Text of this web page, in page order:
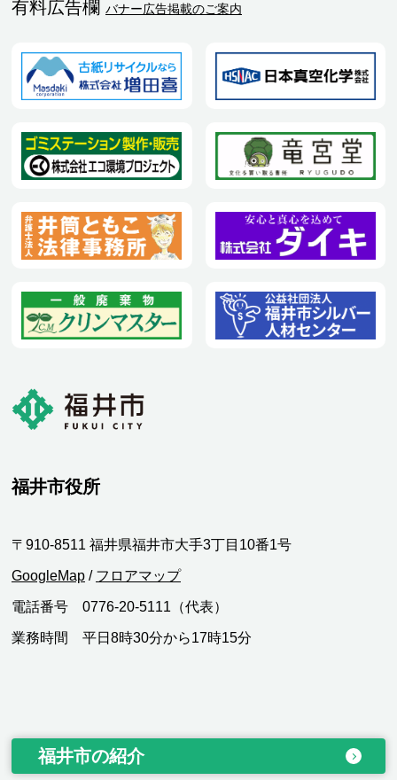
有料広告欄 バナー広告掲載のご案内
福井市役所
〒910-8511 福井県福井市大手3丁目10番1号
GoogleMap / フロアマップ
電話番号 0776-20-5111（代表）
業務時間 平日8時30分から17時15分
福井市の紹介